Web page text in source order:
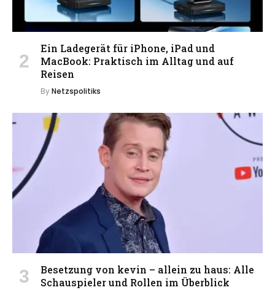
Ein Ladegerät für iPhone, iPad und
MacBook: Praktisch im Alltag und auf
Reisen
ByNetzspolitiks
Besetzung von kevin – allein zu haus: Alle
Schauspieler und Rollen im Überblick